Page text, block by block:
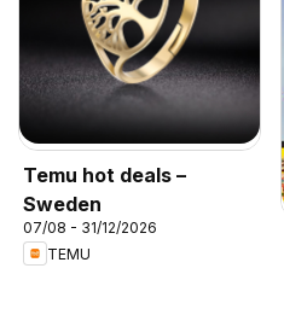
Temu hot deals –
Sweden
07/08 - 31/12/2026
TEMU